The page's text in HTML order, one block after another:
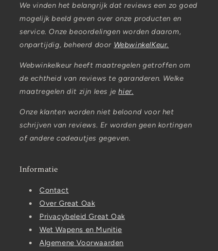
We vinden het belangrijk dat reviews een zo goed
mogelijk beeld geven over onze producten en
service. Onze beoordelingen worden daarom,
onpartijdig, beheerd door WebwinkelKeur.
Webwinkelkeur heeft maatregelen getroffen om
de echtheid van reviews te garanderen. Welke
maatregelen dit zijn lees jehier.
Onze klanten worden niet beloond voor het
schrijven van reviews. Er worden geen kortingen
of andere cadeautjes gegeven.
Informatie
Contact
Over Great Oak
Privacybeleid Great Oak
Wet Wapens en Munitie
Algemene Voorwaarden